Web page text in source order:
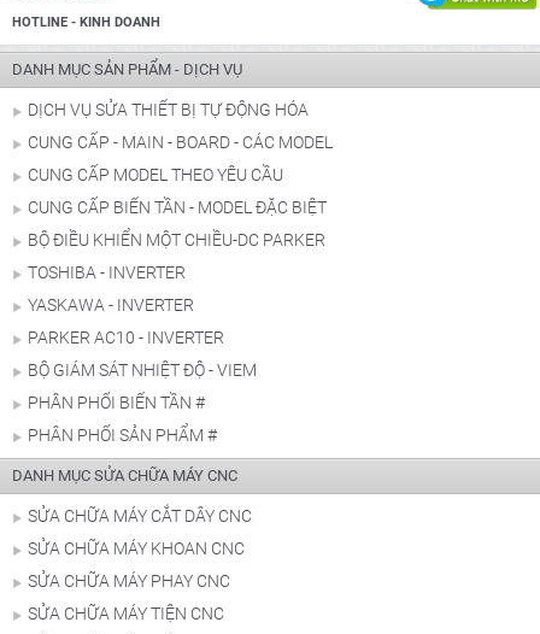
HOTLINE - KINH DOANH
DANH MỤC SẢN PHẨM - DỊCH VỤ
DỊCH VỤ SỬA THIẾT BỊ TỰ ĐỘNG HÓA
CUNG CẤP - MAIN - BOARD - CÁC MODEL
CUNG CẤP MODEL THEO YÊU CẦU
CUNG CẤP BIẾN TẦN - MODEL ĐẶC BIỆT
BỘ ĐIỀU KHIỂN MỘT CHIỀU-DC PARKER
TOSHIBA - INVERTER
YASKAWA - INVERTER
PARKER AC10 - INVERTER
BỘ GIÁM SÁT NHIỆT ĐỘ - VIEM
PHÂN PHỐI BIẾN TẦN #
PHÂN PHỐI SẢN PHẨM #
DANH MỤC SỬA CHỮA MÁY CNC
SỬA CHỮA MÁY CẮT DÂY CNC
SỬA CHỮA MÁY KHOAN CNC
SỬA CHỮA MÁY PHAY CNC
SỬA CHỮA MÁY TIỆN CNC